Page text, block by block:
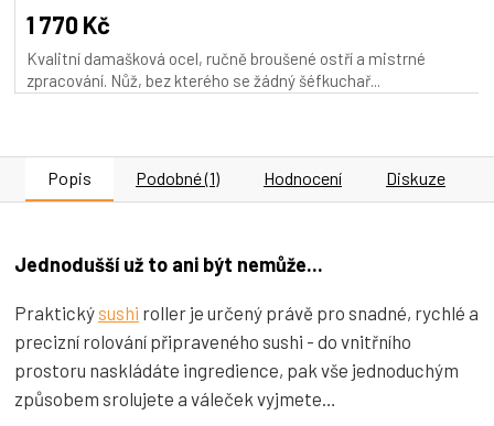
produktu
je
5,0
z
1 770 Kč
Kvalitní damašková ocel, ručně broušené ostří a mistrné
zpracování. Nůž, bez kterého se žádný šéfkuchař...
Popis Podobné (1) Hodnocení Diskuze
Jednodušší už to ani být nemůže...
Praktickýsushi roller je určený právě pro snadné, rychlé a
precizní rolování připraveného sushi - do vnitřního
prostoru naskládáte ingredience, pak vše jednoduchým
způsobem srolujete a váleček vyjmete…